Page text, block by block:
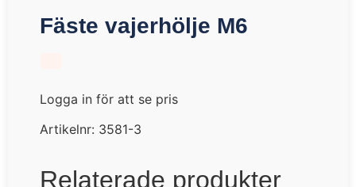
Fäste vajerhölje M6
Logga in för att se pris
Artikelnr: 3581-3
Relaterade produkter